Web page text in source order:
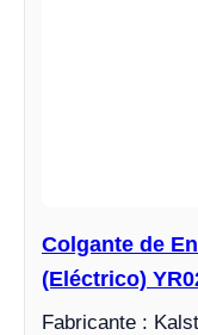
Colgante de
(Eléctrico)
Fabricante :